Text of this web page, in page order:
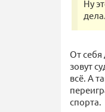
Ну
От себя
зовут
всё. А
спорта.